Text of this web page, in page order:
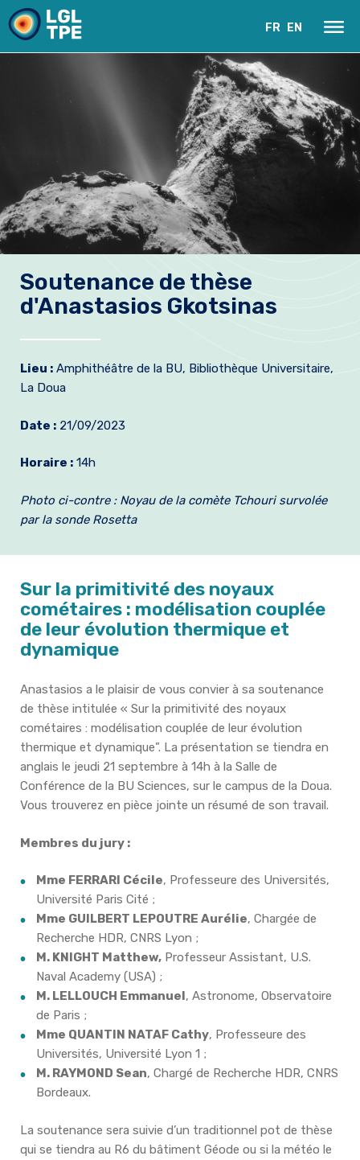
Le Laboratoire
Recherche
Instrumentation
Formation et emplois
Infos pratiques
FR EN
Soutenance de thèse
d'Anastasios Gkotsinas
Lieu : Amphithéâtre de la BU, Bibliothèque Universitaire,
La Doua
Date : 21/09/2023
Horaire : 14h
Photo ci-contre : Noyau de la comète Tchouri survolée
par la sonde Rosetta
Sur la primitivité des noyaux
cométaires : modélisation couplée
de leur évolution thermique et
dynamique
Anastasios a le plaisir de vous convier à sa soutenance
de thèse intitulée « Sur la primitivité des noyaux
cométaires : modélisation couplée de leur évolution
thermique et dynamique”. La présentation se tiendra en
anglais le jeudi 21 septembre à 14h à la Salle de
Conférence de la BU Sciences, sur le campus de la Doua.
Vous trouverez en pièce jointe un résumé de son travail.
Membres du jury :
Mme FERRARI Cécile, Professeure des Universités,
Université Paris Cité ;
Mme GUILBERT LEPOUTRE Aurélie, Chargée de
Recherche HDR, CNRS Lyon ;
M. KNIGHT Matthew, Professeur Assistant, U.S.
Naval Academy (USA) ;
M. LELLOUCH Emmanuel, Astronome, Observatoire
de Paris ;
Mme QUANTIN NATAF Cathy, Professeure des
Universités, Université Lyon 1 ;
M. RAYMOND Sean, Chargé de Recherche HDR, CNRS
Bordeaux.
La soutenance sera suivie d’un traditionnel pot de thèse
qui se tiendra au R6 du bâtiment Géode ou si la météo le